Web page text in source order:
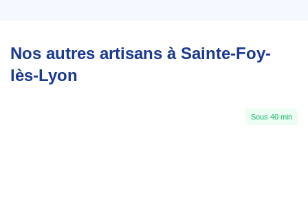
Nos autres artisans à Sainte-Foy-
lès-Lyon
Sous 40 min